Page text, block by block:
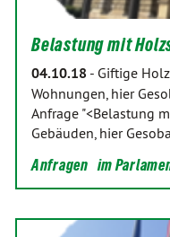
Belastung mit
04.10.18 - Giftige
Wohnungen, hier
Anfrage "<Belastung
Gebäuden, hier
Anfragen im